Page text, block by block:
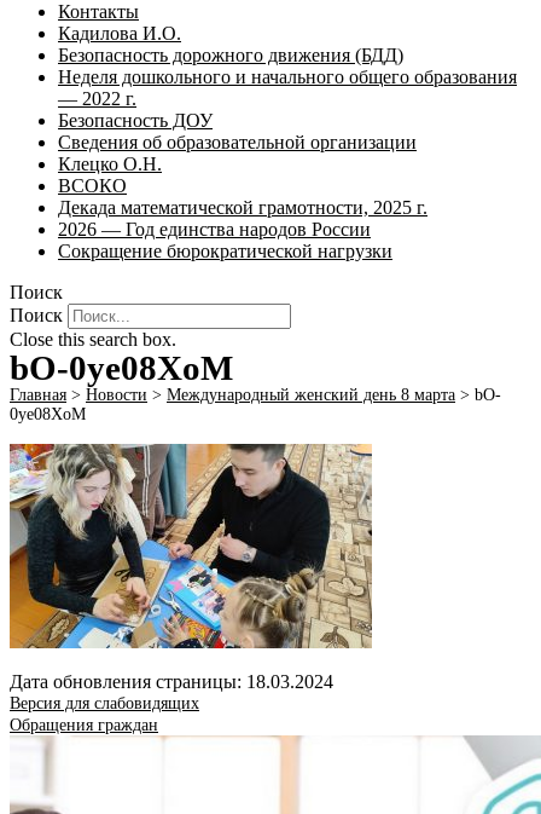
Контакты
Кадилова И.О.
Безопасность дорожного движения (БДД)
Неделя дошкольного и начального общего образования
— 2022 г.
Безопасность ДОУ
Сведения об образовательной организации
Клецко О.Н.
ВСОКО
Декада математической грамотности, 2025 г.
2026 — Год единства народов России
Сокращение бюрократической нагрузки
Поиск
Поиск
Close this search box.
bO-0ye08XoM
Главная > Новости > Международный женский день 8 марта > bO-
0ye08XoM
Дата обновления страницы: 18.03.2024
Версия для слабовидящих
Обращения граждан